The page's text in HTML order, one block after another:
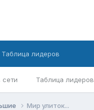
сети Таблица лидеров
Таблица лидеров
Мир улиток...